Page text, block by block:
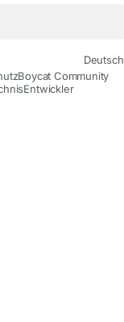
Deutsch
Boycat Community
Entwickler